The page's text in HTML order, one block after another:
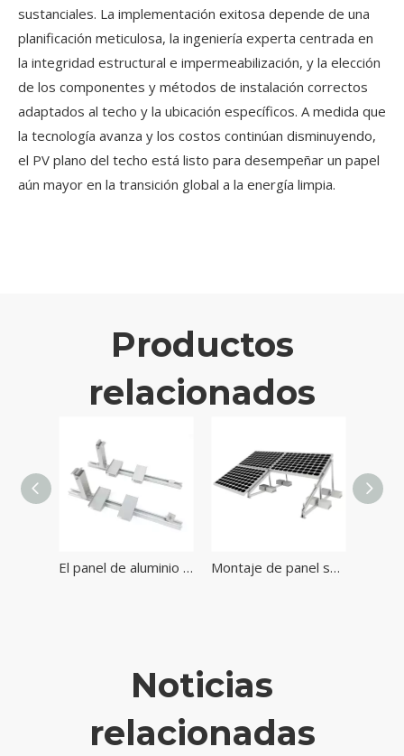
sustanciales. La implementación exitosa depende de una
planificación meticulosa, la ingeniería experta centrada en
la integridad estructural e impermeabilización, y la elección
de los componentes y métodos de instalación correctos
adaptados al techo y la ubicación específicos. A medida que
la tecnología avanza y los costos continúan disminuyendo,
el PV plano del techo está listo para desempeñar un papel
aún mayor en la transición global a la energía limpia.
Productos
relacionados
El panel de aluminio del soporte del lastre de energía solar estructura el sistema de montaje del poder del tejado plano Montaje de panel solar de techo plano de instalación fácil de instalación
Noticias
relacionadas